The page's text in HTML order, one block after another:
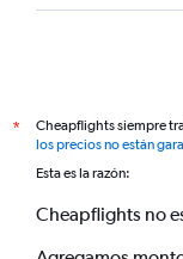
*
Cheapflights siempre
los precios no están
Esta es la razón:
Cheapflights no